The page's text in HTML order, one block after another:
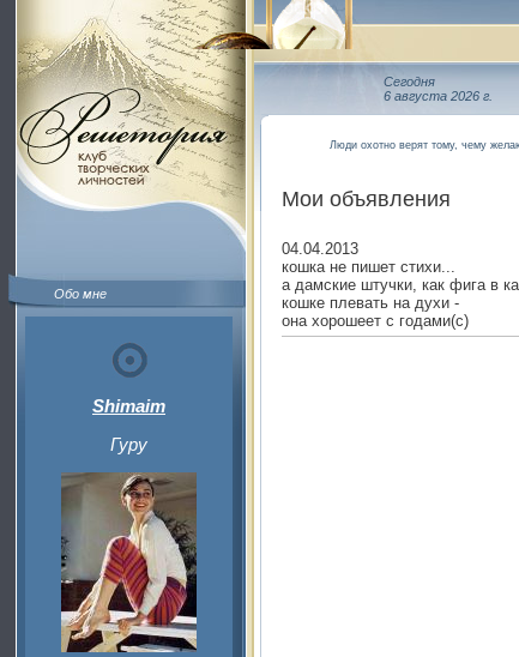
Обо мне
Shimaim
Гуру
Сегодня
6 августа 2026 г.
Люди охотно верят тому, чему
Мои объявления
04.04.2013
кошка не пишет стихи...
а дамские штучки, как фига в
кошке плевать на духи -
она хорошеет с годами(с)